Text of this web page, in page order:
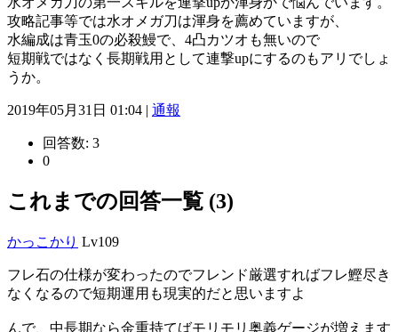
攻略記事等では水オメガ刀は渾身を薦めていますが、
水編成は青玉0の必殺鰻で、4凸カツオも無いので
短期戦ではなく長期戦用として連撃upにするのもアリでしょ
うか。
2019年05月31日 01:04 | 通報
回答数: 3
0
これまでの回答一覧 (3)
かっこかり Lv109
フレ石の仕様が変わったのでフレンド厳選すればフレ鰹尽き
なくなるので短期運用も現実的だと思いますよ
んで、中長期なら金重持てばモリモリ奥義ゲージが増えます